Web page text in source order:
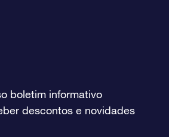
boletim informativo
descontos e novidades